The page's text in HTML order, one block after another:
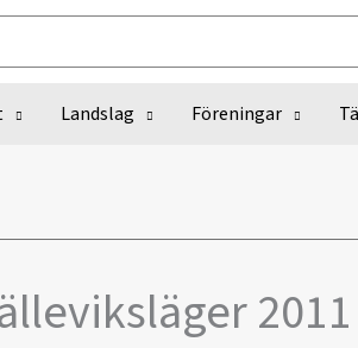
Landslag Föreningar
2011